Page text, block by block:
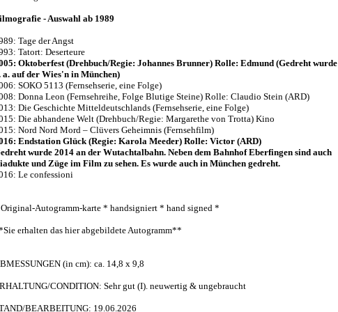
- Auswahl ab 1989
Tage der Angst
Tatort: Deserteure
Oktoberfest (Drehbuch/Regie: Johannes Brunner) Rolle: Edmund (Gedreht wurde
a. auf der Wies'n in München)
SOKO 5113 (Fernsehserie, eine Folge)
Donna Leon (Fernsehreihe, Folge Blutige Steine) Rolle: Claudio Stein (ARD)
Die Geschichte Mitteldeutschlands (Fernsehserie, eine Folge)
Die abhandene Welt (Drehbuch/Regie: Margarethe von Trotta) Kino
Nord Nord Mord – Clüvers Geheimnis (Fernsehfilm)
Endstation Glück (Regie: Karola Meeder) Rolle: Victor (ARD)
wurde 2014 an der Wutachtalbahn. Neben dem Bahnhof Eberfingen sind auch
und Züge im Film zu sehen. Es wurde auch in München gedreht.
Le confessioni
Autogramm-karte * handsigniert * hand signed *
erhalten das hier abgebildete Autogramm**
(in cm): ca. 14,8 x 9,8
CONDITION: Sehr gut (I). neuwertig & ungebraucht
BEARBEITUNG: 19.06.2026